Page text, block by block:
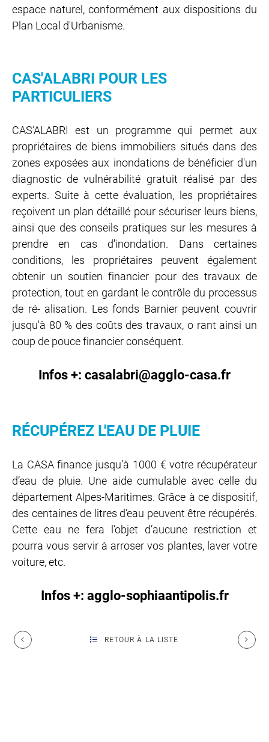
espace naturel, conformément aux dispositions du
Plan Local d'Urbanisme.
CAS'ALABRI POUR LES
PARTICULIERS
CAS’ALABRI est un programme qui permet aux
propriétaires de biens immobiliers situés dans des
zones exposées aux inondations de bénéficier d'un
diagnostic de vulnérabilité gratuit réalisé par des
experts. Suite à cette évaluation, les propriétaires
reçoivent un plan détaillé pour sécuriser leurs biens,
ainsi que des conseils pratiques sur les mesures à
prendre en cas d'inondation. Dans certaines
conditions, les propriétaires peuvent également
obtenir un soutien financier pour des travaux de
protection, tout en gardant le contrôle du processus
de ré- alisation. Les fonds Barnier peuvent couvrir
jusqu'à 80 % des coûts des travaux, o rant ainsi un
coup de pouce financier conséquent.
Infos +: casalabri@agglo-casa.fr
RÉCUPÉREZ L'EAU DE PLUIE
La CASA finance jusqu’à 1000 € votre récupérateur
d’eau de pluie. Une aide cumulable avec celle du
département Alpes-Maritimes. Grâce à ce dispositif,
des centaines de litres d’eau peuvent être récupérés.
Cette eau ne fera l’objet d’aucune restriction et
pourra vous servir à arroser vos plantes, laver votre
voiture, etc.
Infos +: agglo-sophiaantipolis.fr
RETOUR À LA LISTE